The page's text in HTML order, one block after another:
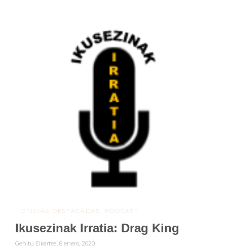
NOTICIAS DESTACADAS PODCAST
Ikusezinak Irratia: Drag King
Gehitu Elkartea, 8 enero, 2020